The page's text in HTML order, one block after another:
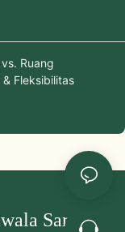
Ruang
& Fleksibilitas
Sareng